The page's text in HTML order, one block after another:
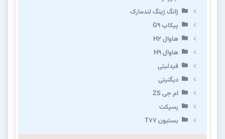
ژانگ ژینگ لندمارک
پیکاپ G۹
هاوال H۲
هاوال H۹
فیدلیتی
دیگنیتی
ام جی ZS
رسپکت
بستیون T۷۷